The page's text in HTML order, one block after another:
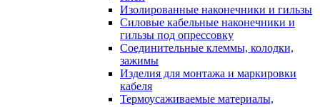
Изолированные наконечники и гильзы
Силовые кабельные наконечники и
гильзы под опрессовку
Соединительные клеммы, колодки,
зажимы
Изделия для монтажа и маркировки
кабеля
Термоусаживаемые материалы,